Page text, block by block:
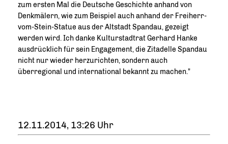
zum ersten Mal die Deutsche Geschichte anhand von
Denkmälern, wie zum Beispiel auch anhand der Freiherr-
vom-Stein-Statue aus der Altstadt Spandau, gezeigt
werden wird. Ich danke Kulturstadtrat Gerhard Hanke
ausdrücklich für sein Engagement, die Zitadelle Spandau
nicht nur wieder herzurichten, sondern auch
überregional und international bekannt zu machen."
12.11.2014, 13:26 Uhr